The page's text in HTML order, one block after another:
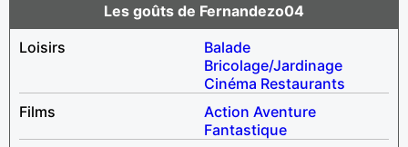
Les goûts de Fernandezo04
Loisirs
Balade
Bricolage/Jardinage
Cinéma Restaurants
Films
Action Aventure
Fantastique